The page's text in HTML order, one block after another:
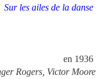
Sur les ailes de la danse
en 1936
Rogers, Victor Moore